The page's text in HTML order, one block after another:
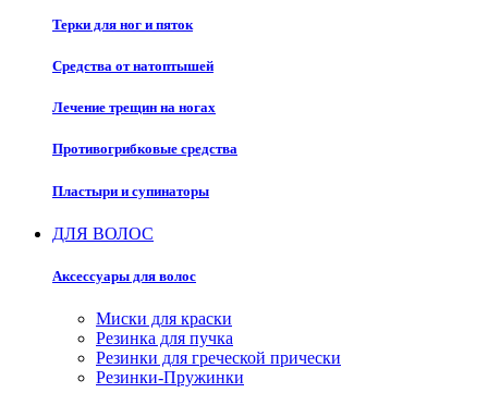
Терки для ног и пяток
Средства от натоптышей
Лечение трещин на ногах
Противогрибковые средства
Пластыри и супинаторы
ДЛЯ ВОЛОС
Аксессуары для волос
Миски для краски
Резинка для пучка
Резинки для греческой прически
Резинки-Пружинки